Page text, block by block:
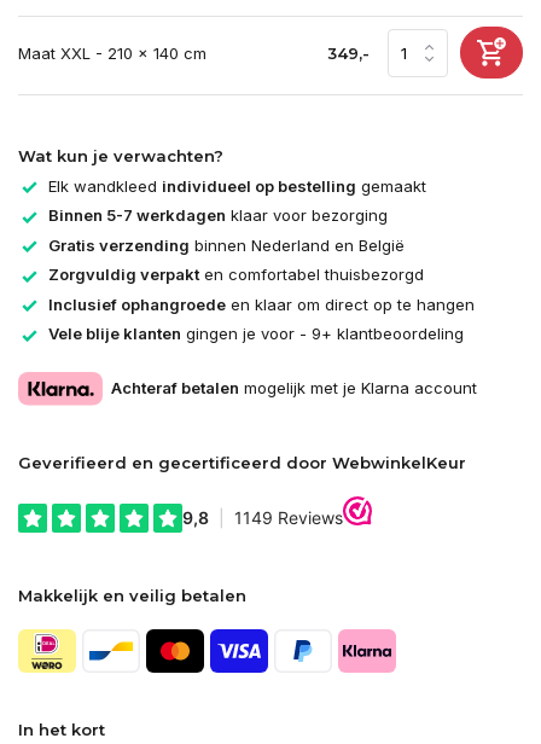
Maat XXL - 210 x 140 cm 349,-
Wat kun je verwachten?
Elk wandkleed individueel op bestelling gemaakt
Binnen 5-7 werkdagen klaar voor bezorging
Gratis verzending binnen Nederland en België
Zorgvuldig verpakten comfortabel thuisbezorgd
Inclusief ophangroede en klaar om direct op te hangen
Vele blije klanten gingen je voor - 9+ klantbeoordeling
Achteraf betalen mogelijk met je Klarna account
Geverifieerd en gecertificeerd door WebwinkelKeur
Makkelijk en veilig betalen
In het kort